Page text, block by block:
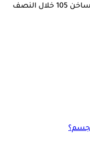
الصحة: ارتفاع الإقبال على الخط الساخن 105 خلال النصف